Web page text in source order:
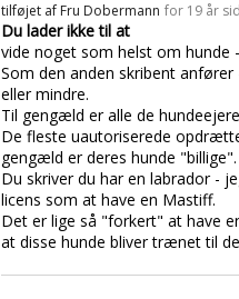
tilføjet af Fru Dobermann for 19 år
Du lader ikke til at
vide noget som helst om hunde
Som den anden skribent
eller mindre.
Til gengæld er alle de
De fleste uautoriserede
gengæld er deres hunde "billige".
Du skriver du har en labrador -
licens som at have en Mastiff.
Det er lige så "forkert" at have
at disse hunde bliver trænet til